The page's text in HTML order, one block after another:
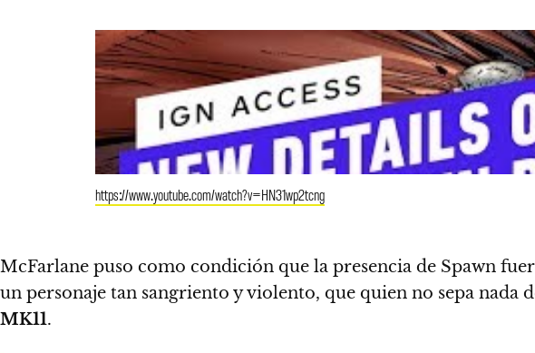
https://www.youtube.com/watch?v=HN31wp2tcng
McFarlane puso como condición que la presencia de Spawn
un personaje tan sangriento y violento, que quien no sepa nada
MK11.